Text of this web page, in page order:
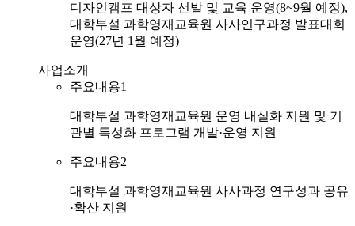
디자인캠프 대상자 선발 및 교육 운영(8~9월 예정),
대학부설 과학영재교육원 사사연구과정 발표대회
운영(27년 1월 예정)
사업소개
주요내용1
대학부설 과학영재교육원 운영 내실화 지원 및 기
관별 특성화 프로그램 개발·운영 지원
주요내용2
대학부설 과학영재교육원 사사과정 연구성과 공유
·확산 지원